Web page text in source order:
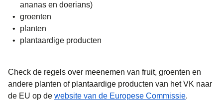
ananas en doerians)
groenten
planten
plantaardige producten
Check de regels over meenemen van fruit, groenten en
andere planten of plantaardige producten van het VK naar
de EU op de website van de Europese Commissie(.